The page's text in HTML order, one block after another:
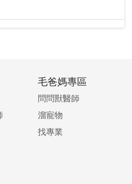
毛爸媽專區
問問獸醫師
溜寵物
找專業